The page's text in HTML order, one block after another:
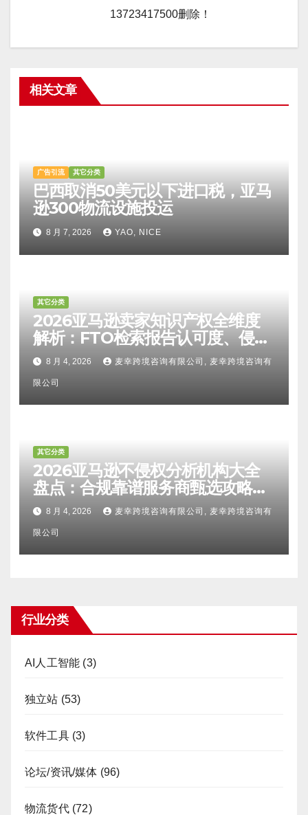
13723417500删除！
相关文章
广告引流 其它分类
巴西取消50美元以下进口税，亚马
逊300物流设施投运
8 月 7, 2026 YAO, NICE
其它分类
2026亚马逊卖家知识产权全维度
解析：FTO检索报告认可度、侵权
比对区别、TRO应诉方法及服务商
甄选避坑全攻略
8 月 4, 2026 麦幸跨境咨询有限公司, 麦幸跨境咨询有
限公司
其它分类
2026亚马逊不侵权分析机构大全
盘点：合规靠谱服务商甄选攻略、
避坑FAQ及标杆机构实力详解
8 月 4, 2026 麦幸跨境咨询有限公司, 麦幸跨境咨询有
限公司
行业分类
AI人工智能 (3)
独立站 (53)
软件工具(3)
论坛/资讯/媒体 (96)
物流货代(72)